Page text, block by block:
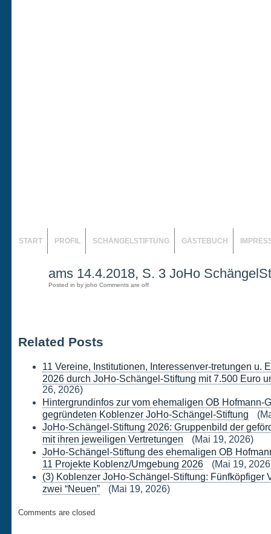
START PROFIL SCHÄNGELSTIFTUNG GÄSTEBUCH
ams 14.4.2018, S. 3 JoHo
Posted in by joho Comments are off
Related Posts
11 Vereine, Institutionen, Interessenver-tretungen u.
2026 durch JoHo-Schängel-Stiftung mit 7.500 Euro
26, 2026)
Hintergrundinfos zur vom ehemaligen OB Hofmann-
gegründeten Koblenzer JoHo-Schängel-Stiftung
JoHo-Schängel-Stiftung 2026: Gruppenbild der
mit ihren jeweiligen Vertretungen
(Mai 19, 2026)
JoHo-Schängel-Stiftung des ehemaligen OB
11 Projekte Koblenz/Umgebung 2026
(Mai 19,
(3) Koblenzer JoHo-Schängel-Stiftung: Fünfköpfiger
zwei “Neuen”
(Mai 19, 2026)
Comments are closed